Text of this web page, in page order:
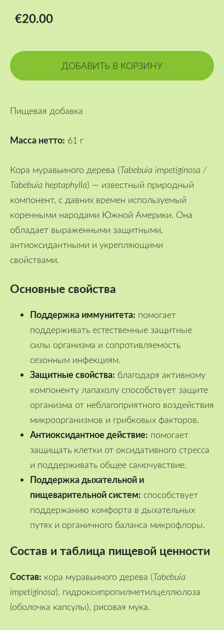
€20.00
ДОБАВИТЬ В КОРЗИНУ
Пищевая добавка
Масса нетто: 61 г
Кора муравьиного дерева (Tabebuia impetiginosa /
Tabebuia heptaphylla) — известный природный
компонент, с давних времен используемый
коренными народами Южной Америки. Она
обладает выраженными защитными,
антиоксидантными и укрепляющими
свойствами.
Основные свойства
Поддержка иммунитета: помогает
поддерживать естественные защитные
силы организма и сопротивляемость
сезонным инфекциям.
Защитные свойства: благодаря активному
компоненту лапахолу способствует защите
организма от неблагоприятного воздействия
микроорганизмов и грибковых факторов.
Антиоксидантное действие: помогает
защищать клетки от оксидативного стресса
и поддерживать общее самочувствие.
Поддержка дыхательной и
пищеварительной систем: способствует
поддержанию комфорта в дыхательных
путях и органичного баланса микрофлоры.
Состав и таблица пищевой ценности
Состав: кора муравьиного дерева (Tabebuia
impetiginosa), гидроксипропилметилцеллюлоза
(оболочка капсулы), рисовая мука.